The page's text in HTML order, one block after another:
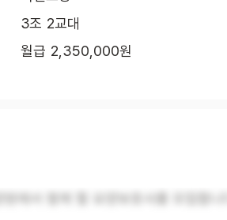
3조 2교대
월급 2,350,000원